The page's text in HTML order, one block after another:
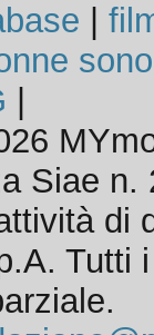
Siae n.
di
Tutti